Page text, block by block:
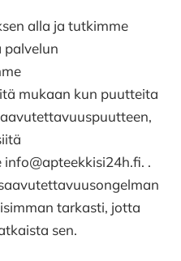
alla ja tutkimme
palvelun
mukaan kun puutteita
.
tarkasti, jotta
sen.